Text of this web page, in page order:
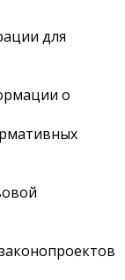
для
о